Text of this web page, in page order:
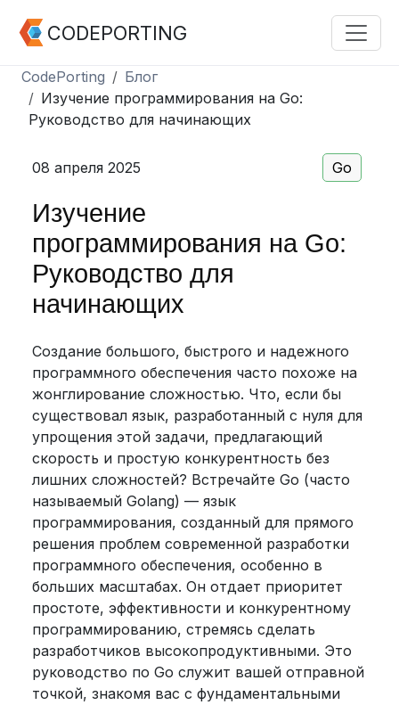
CODEPORTING
CodePorting
Блог
Изучение программирования на Go:
Руководство для начинающих
08 апреля 2025 Go
Изучение
программирования на Go:
Руководство для
начинающих
Создание большого, быстрого и надежного
программного обеспечения часто похоже на
жонглирование сложностью. Что, если бы
существовал язык, разработанный с нуля для
упрощения этой задачи, предлагающий
скорость и простую конкурентность без
лишних сложностей? Встречайте Go (часто
называемый Golang) — язык
программирования, созданный для прямого
решения проблем современной разработки
программного обеспечения, особенно в
больших масштабах. Он отдает приоритет
простоте, эффективности и конкурентному
программированию, стремясь сделать
разработчиков высокопродуктивными. Это
руководство по Go служит вашей отправной
точкой, знакомя вас с фундаментальными